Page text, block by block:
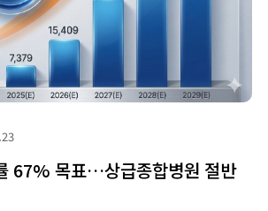
67% 목표…상급종합병원 절반